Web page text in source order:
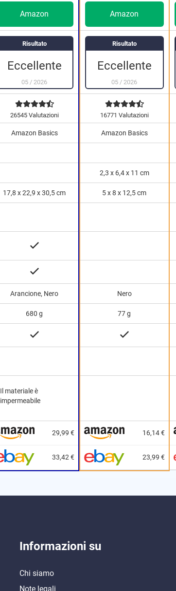
Risultato
Eccellente
05 / 2026
26545 Valutazioni
Amazon
29,99 €
33,42 €
Amazon Basics
17,8 x 22,9 x 30,5 cm
Arancione, Nero
680 g
Il materiale è
impermeabile
Risultato
Eccellente
05 / 2026
16771 Valutazioni
Amazon
16,14 €
23,99 €
Amazon Basics
2,3 x 6,4 x 11 cm
5 x 8 x 12,5 cm
Nero
77 g
Informazioni su
Chi siamo
Note legali